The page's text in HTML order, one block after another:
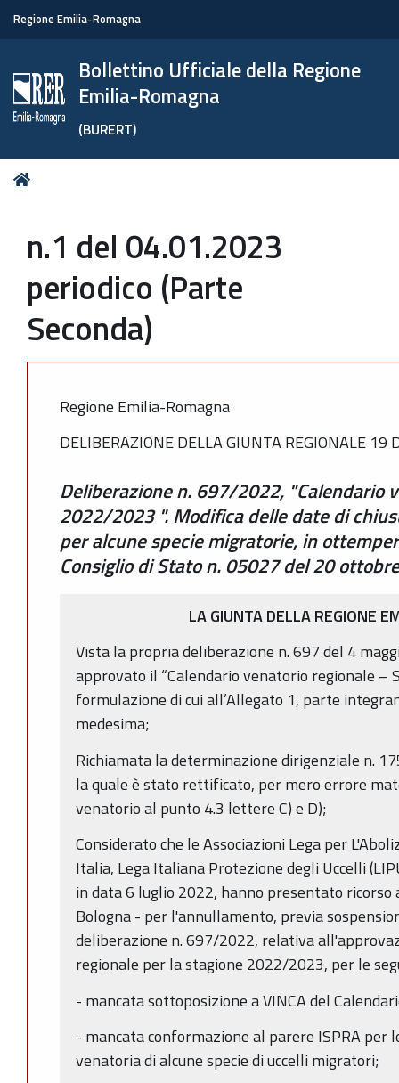
Regione Emilia-Romagna
Bollettino Ufficiale della Regione
Emilia-Romagna
(BURERT)
Tu
n.1 del 04.01.2023
periodico (Parte
Seconda)
Regione Emilia-Romagna
DELIBERAZIONE DELLA GIUNTA REGIONALE
Deliberazione n. 697/2022, "Calendario
2022/2023 ". Modifica delle date di
per alcune specie migratorie, in
Consiglio di Stato n. 05027 del 20
LA GIUNTA DELLA REGIONE
Vista la propria deliberazione n. 697 del 4
approvato il “Calendario venatorio regionale –
formulazione di cui all’Allegato 1, parte
medesima;
Richiamata la determinazione dirigenziale n.
la quale è stato rettificato, per mero errore
venatorio al punto 4.3 lettere C) e D);
Considerato che le Associazioni Lega per
Italia, Lega Italiana Protezione degli Uccelli
in data 6 luglio 2022, hanno presentato ricorso
Bologna - per l'annullamento, previa
deliberazione n. 697/2022, relativa
regionale per la stagione 2022/2023, per le
- mancata sottoposizione a VINCA del
- mancata conformazione al parere ISPRA per
venatoria di alcune specie di uccelli migratori;